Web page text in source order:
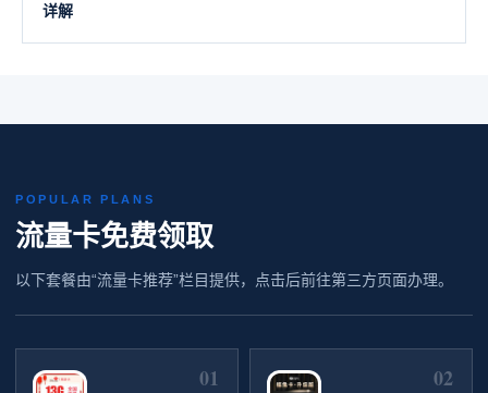
详解
POPULAR PLANS
流量卡免费领取
以下套餐由“流量卡推荐”栏目提供，点击后前往第三方页面办理。
01 02